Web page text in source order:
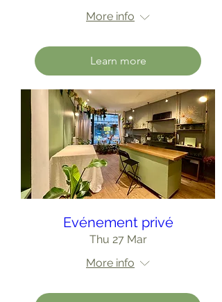
More info
Learn more
Evénement privé
Thu 27 Mar
More info